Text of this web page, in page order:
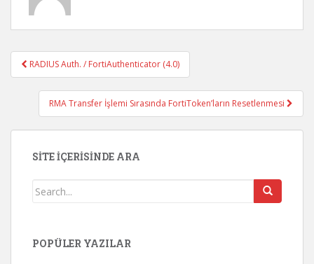
Post navigation
RADIUS Auth. / FortiAuthenticator (4.0)
RMA Transfer İşlemi Sırasında FortiToken’ların Resetlenmesi
SITE İÇERISINDE ARA
POPÜLER YAZILAR